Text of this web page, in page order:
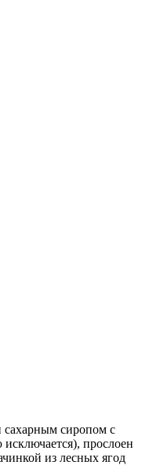
сиропом с
прослоен
из лесных ягод